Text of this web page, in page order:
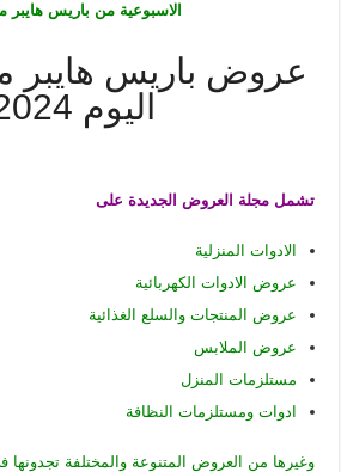
الاسبوعية من باريس هايبر
عروض باريس هايبر
اليوم 2024
تشمل مجلة العروض الجديدة على
الادوات المنزلية
عروض الادوات الكهربائية
عروض المنتجات والسلع الغذائية
عروض الملابس
مستلزمات المنزل
ادوات ومستلزمات النظافة
وغيرها من العروض المتنوعة والمختلفة